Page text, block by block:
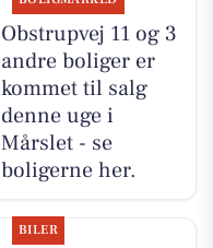
Obstrupvej 11 og 3
andre boliger er
kommet til salg
denne uge i
Mårslet - se
boligerne her.
BILER